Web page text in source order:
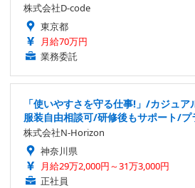
株式会社D-code
東京都
月給70万円
業務委託
「使いやすさを守る仕事!」/カジュ
服装自由相談可/研修後もサポート/プ
株式会社N-Horizon
神奈川県
月給29万2,000円～31万3,000円
正社員